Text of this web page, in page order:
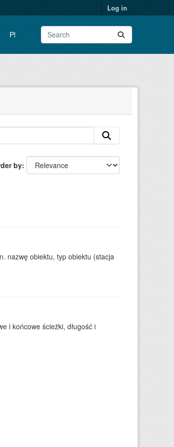
Log in
Pl
by
nazwę obiektu, typ obiektu (stacja
i końcowe ścieżki, długość i